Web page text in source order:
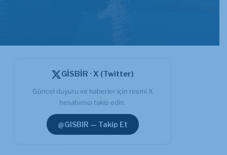
GİSBİR · X (Twitter)
Güncel duyuru ve haberler için resmi X
hesabımızı takip edin.
@GISBIR — Takip Et